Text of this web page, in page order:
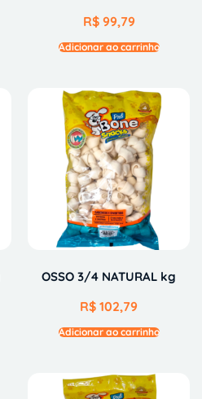
R$99,79
Adicionar ao carrinho
OSSO 3/4 NATURAL kg
R$ 102,79
Adicionar ao carrinho